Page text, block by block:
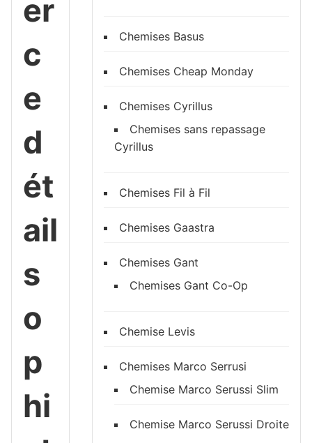
er
c
e
d
ét
ail
s
o
p
hi
Chemises Basus
Chemises Cheap Monday
Chemises Cyrillus
Chemises sans repassage
Cyrillus
Chemises Fil à Fil
Chemises Gaastra
Chemises Gant
Chemises Gant Co-Op
Chemise Levis
Chemises Marco Serrusi
Chemise Marco Serussi Slim
Chemise Marco Serussi Droite